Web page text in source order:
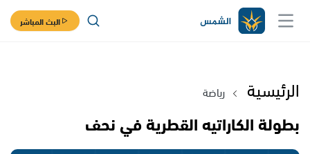
البث المباشر
الرئيسية رياضة
بطولة الكاراتيه القطرية في نحف